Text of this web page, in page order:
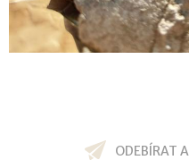
ODEBÍRAT